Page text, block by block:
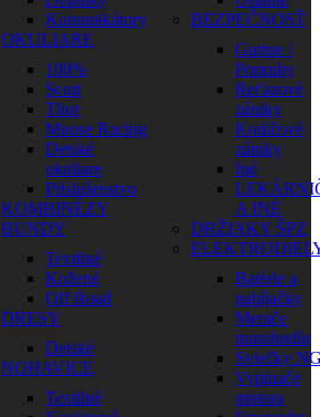
Komunikátory
OKULIARE
100%
Scott
Thor
Moose Racing
Detské
okuliare
Príslušenstvo
KOMBINÉZY
BUNDY
Textilné
Kožené
Off Road
DRESY
Detské
NOHAVICE
Textilné
BEZPEČNOSŤ
Gurtne /
Popruhy
Reťazové
zámky
Kotúčové
zámky
Iné
A INÉ
DRŽIAKY ŠPZ
Batérie a
nabíjačky
Merače
motohodín
Sviečky
Vypínače
motora